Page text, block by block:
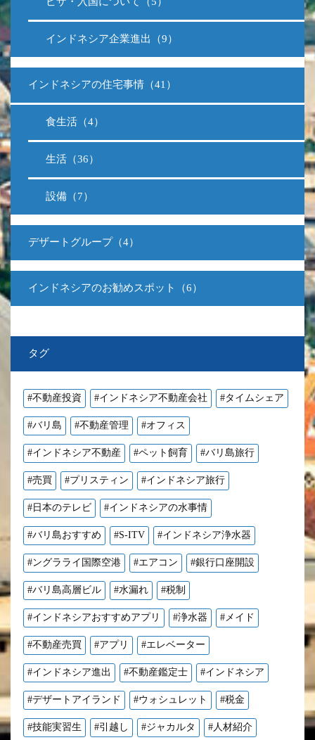
インドネシア企業進出（9）
インドネシアの住宅事情（41）
食生活（4）
生活（36）
設備（7）
デザートグループ（4）
インドネシアのお勧めスポット（6）
タグ
#不動産投資 #インドネシア不動産会社 #タイムシェア
#バリ島 #不動産管理 #オフィス
#インドネシア不動産 #ペット飼育 #バリ島旅行
#売買 #プリスティン #インドネシア旅行
#日本のテレビ #インドネシアの水事情
#バリ島おすすめ #S-ITV #インドネシア浄水器
#ングラライ国際空港 #エアコン #銀行口座開設
#バリ島高層ビル #水漏れ #税制
#インドネシアおすすめアプリ #浄水器 #メイド
#不動産売買 #アプリ #エレベーター
#インドネシア進出 #不動産鑑定士 #インドネシア
#デザートアイランド #ウォシュレット #税金
#技能実習生 #引越し #ジャカルタ #人材紹介